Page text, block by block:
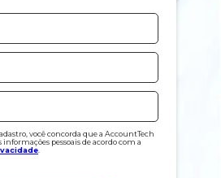
você concorda que a AccountTech
informações pessoais de acordo com a